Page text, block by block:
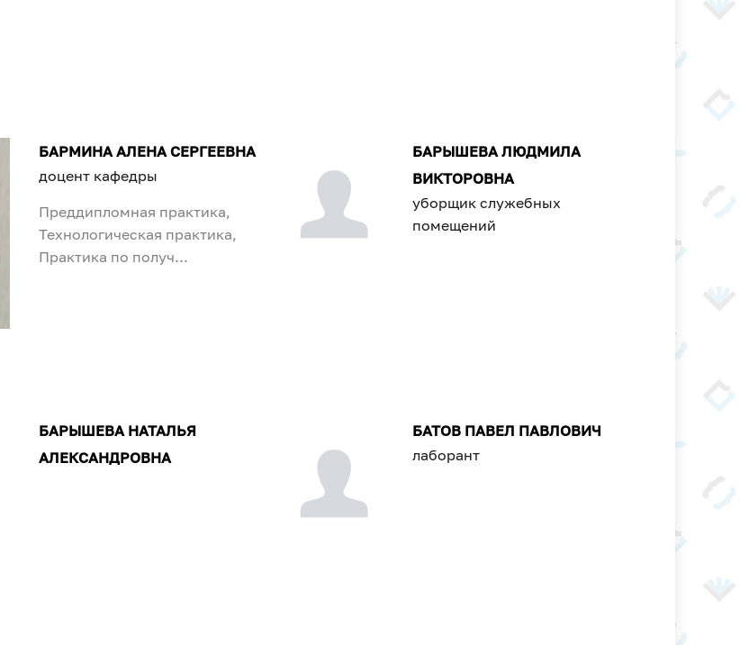
БАРМИНА АЛЕНА СЕРГЕЕВНА
доцент кафедры
Преддипломная практика,
Технологическая практика,
Практика по получ...
БАРЫШЕВА ЛЮДМИЛА
ВИКТОРОВНА
уборщик служебных
помещений
БАРЫШЕВА НАТАЛЬЯ
АЛЕКСАНДРОВНА
БАТОВ ПАВЕЛ ПАВЛОВИЧ
лаборант